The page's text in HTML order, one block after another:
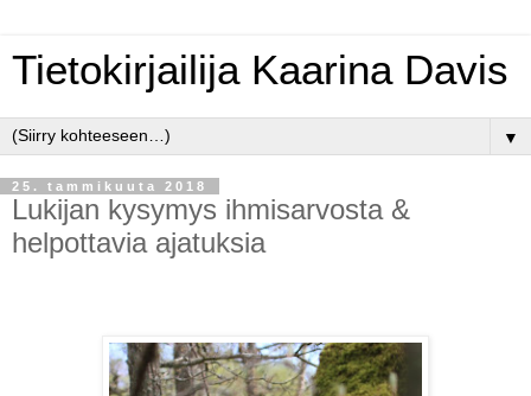
Tietokirjailija Kaarina Davis
▼
25. tammikuuta 2018
Lukijan kysymys ihmisarvosta &
helpottavia ajatuksia